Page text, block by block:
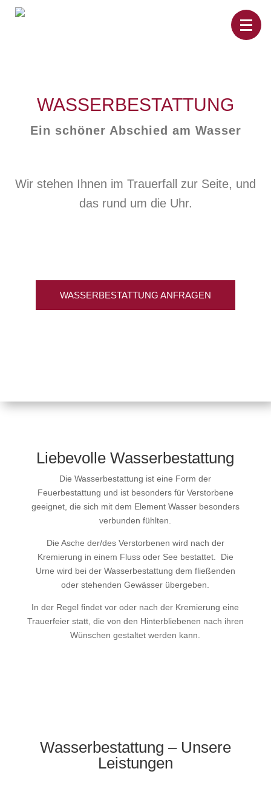
Rat&Hilfe
Bestattungsarten
Produkte
uns
WASSERBESTATTUNG
Ein schöner Abschied am Wasser
Wir stehen Ihnen im Trauerfall zur Seite, und
das rund um die Uhr.
WASSERBESTATTUNG ANFRAGEN
Liebevolle Wasserbestattung
Die Wasserbestattung ist eine Form der
Feuerbestattung und ist besonders für Verstorbene
geeignet, die sich mit dem Element Wasser besonders
verbunden fühlten.
Die Asche der/des Verstorbenen wird nach der
Kremierung in einem Fluss oder See bestattet. Die
Urne wird bei der Wasserbestattung dem fließenden
oder stehenden Gewässer übergeben.
In der Regel findet vor oder nach der Kremierung eine
Trauerfeier statt, die von den Hinterbliebenen nach ihren
Wünschen gestaltet werden kann.
Wasserbestattung – Unsere
Leistungen